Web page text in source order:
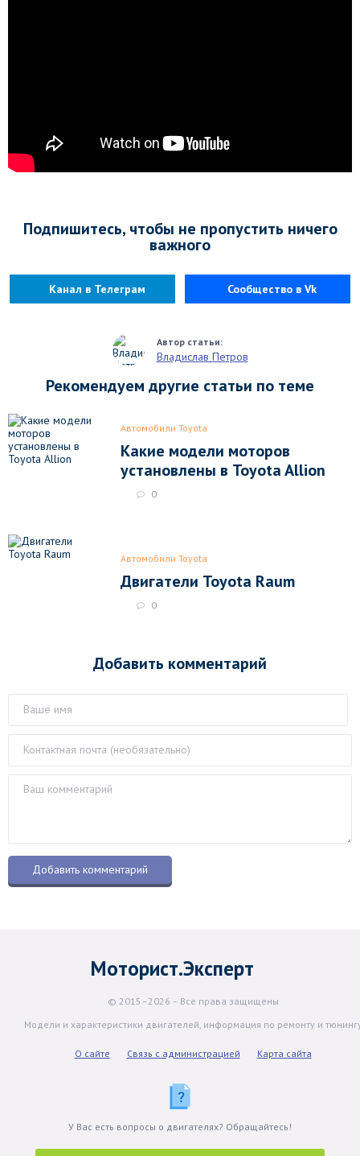
Подпишитесь, чтобы не пропустить ничего
важного
Канал в Телеграм Сообщество в Vk
Владислав Петров
Рекомендуем другие статьи по теме
Автомобили Toyota
Какие модели моторов
установлены в Toyota Allion
0
Автомобили Toyota
Двигатели Toyota Raum
0
Добавить комментарий
Моторист.Эксперт
© 2015–2026 – Все права защищены
Модели и характеристики двигателей, информация по ремонту и
О сайте Связь с администрацией Карта сайта
У Вас есть вопросы о двигателях? Обращайтесь!